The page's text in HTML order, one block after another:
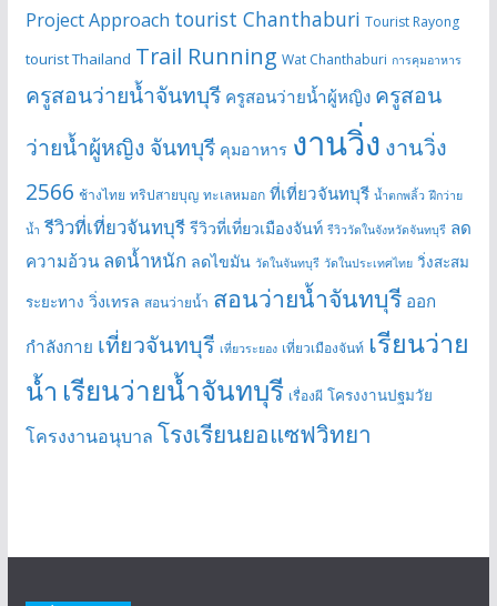
Project Approach tourist Chanthaburi Tourist Rayong
tourist Thailand Trail Running Wat Chanthaburi การคุมอาหาร
ครูสอนว่ายน้ำจันทบุรี ครูสอนว่ายน้ำผู้หญิง ครูสอน
ว่ายน้ำผู้หญิง จันทบุรี คุมอาหาร งานวิ่ง งานวิ่ง
2566 ช้างไทย ทริปสายบุญ ทะเลหมอก ที่เที่ยวจันทบุรี น้ำตกพลิ้ว ฝึกว่าย
น้ำ รีวิวที่เที่ยวจันทบุรี รีวิวที่เที่ยวเมืองจันท์ รีวิววัดในจังหวัดจันทบุรี ลด
ความอ้วน ลดน้ำหนัก ลดไขมัน วัดในจันทบุรี วัดในประเทศไทย วิ่งสะสม
ระยะทาง วิ่งเทรล สอนว่ายน้ำ สอนว่ายน้ำจันทบุรี ออก
กำลังกาย เที่ยวจันทบุรี เที่ยวระยอง เที่ยวเมืองจันท์ เรียนว่าย
น้ำ เรียนว่ายน้ำจันทบุรี เรื่องผี โครงงานปฐมวัย
โครงงานอนุบาล โรงเรียนยอแซฟวิทยา